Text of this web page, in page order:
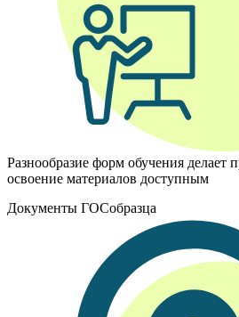
Разнообразие форм обучения делает
освоение материалов доступным
Документы ГОСобразца